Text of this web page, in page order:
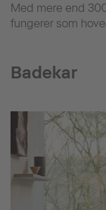
Med mere end
fungerer som
Badekar